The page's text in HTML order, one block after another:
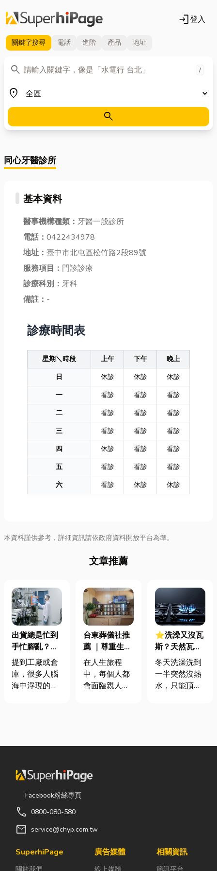
login登入
關鍵字搜尋 電話 進階 產品 地址
search
關鍵字 /
place
地區
search
同心牙醫診所
基本資料
醫事機構種類： 牙醫一般診所
電話： 0422434978
地址： 臺中市北屯區松竹路2段89號
服務項目： 門診診療
診療科別： 牙科
備註： -
診療時間表
星期＼時段 上午 下午
晚上
日
休診 休診
休診
一
看診 看診
看診
二
看診 看診
看診
三
看診 看診
看診
四
休診 看診
看診
五
看診 看診
看診
六
看診 休診 休診
本資料謹供參考，詳細資訊請依政府資料開放平台為準。
文章推薦
出貨總是忙到
手忙腳亂？包
裝自動化其實
沒有你想像中
那麼遙遠！
提到工廠或倉
庫，很多人腦
海中浮現的畫
著出貨。但你
許多企業早已
不再靠大量人
力完成包裝工
各種包裝機械
來提升效率。
路購物越來越
台東葬儀社推
薦 ｜尊重生
命、貼心陪伴
每一段告別
在人生旅程
中，每個人都
會面臨親人離
儀社，不只是
屬在艱難時刻
禮儀規劃、告
後續的行政協
⭐洗澡又沒瓦
斯？天然瓦斯
是什麼、費用
怎麼算？家庭
能源選擇與配
冬天洗澡洗到
一半突然沒熱
水，只能頂著
共同噩夢。隨
麼？它跟傳統
Facebook粉絲專頁
call 0800-080-580
mail service@chyp.com.tw
SuperhiPage
關於我們
廣告媒體
線上媒體
相關資訊
簡訊平台